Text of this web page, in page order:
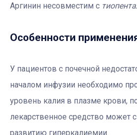
Аргинин несовместим с
Особенности
У пациентов с почечной
началом инфузии необходимо
уровень калия в плазме крови,
лекарственное средство может
развитию гиперкалиемии.